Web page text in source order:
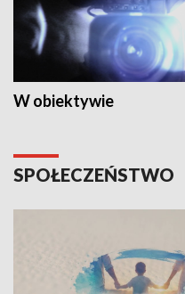
W obiektywie
SPOŁECZEŃSTWO